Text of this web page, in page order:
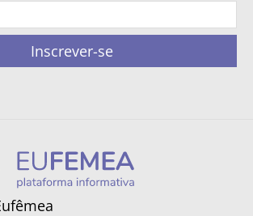
Inscrever-se